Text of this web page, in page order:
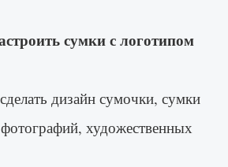
сумки с логотипом
дизайн сумочки, сумки
художественных